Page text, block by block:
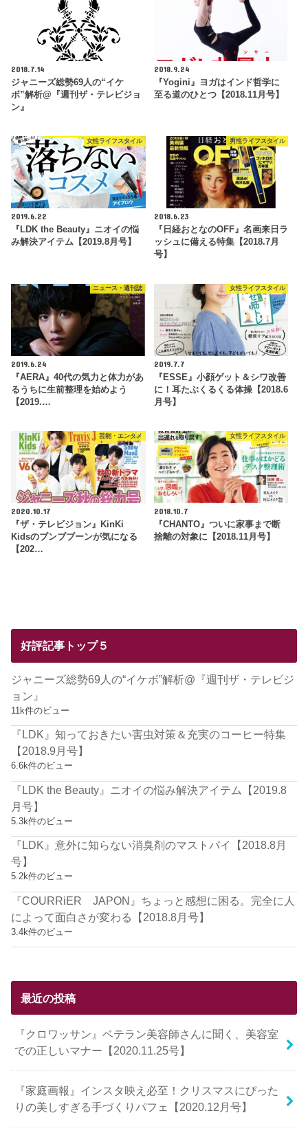
2018.7.14
ジャニーズ総勢69人の“イケ
ボ”解析@『週刊ザ・テレビジョ
ン』
2018.9.24
『Yogini』ヨガはインド哲学に
至る道のひとつ【2018.11月号】
女性ライフスタイル
2019.6.22
『LDK the Beauty』ニオイの悩
み解決アイテム【2019.8月号】
男性ライフスタイル
2018.6.23
『日経おとなのOFF』名画来日ラ
ッシュに備える特集【2018.7月
号】
ニュース・週刊誌
2019.6.24
『AERA』40代の気力と体力があ
るうちに生前整理を始めよう
【2019.…
女性ライフスタイル
2019.7.7
『ESSE』小顔ゲット＆シワ改善
に！耳たぶくるくる体操【2018.6
月号】
芸能・エンタメ
2020.10.17
『ザ・テレビジョン』KinKi
Kidsのブンブブーンが気になる
【202…
女性ライフスタイル
2018.10.7
『CHANTO』ついに家事まで断
捨離の対象に【2018.11月号】
好評記事トップ５
ジャニーズ総勢69人の“イケボ”解析@『週刊ザ・テレビジ
ョン』
11k件のビュー
『LDK』知っておきたい害虫対策＆充実のコーヒー特集
【2018.9月号】
6.6k件のビュー
『LDK the Beauty』ニオイの悩み解決アイテム【2019.8
月号】
5.3k件のビュー
『LDK』意外に知らない消臭剤のマストバイ【2018.8月
号】
5.2k件のビュー
『COURRiER JAPON』ちょっと感想に困る。完全に人
によって面白さが変わる【2018.8月号】
3.4k件のビュー
最近の投稿
『クロワッサン』ベテラン美容師さんに聞く、美容室
での正しいマナー【2020.11.25号】
『家庭画報』インスタ映え必至！クリスマスにぴった
りの美しすぎる手づくりパフェ【2020.12月号】